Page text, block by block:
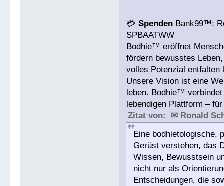
💳Spenden Bank99™:
SPBAATWW
Bodhie™ eröffnet
fördern bewusstes
volles Potenzial entfalten
Unsere Vision ist eine
leben. Bodhie™
lebendigen Plattform –
Zitat von: ✉ Ronald
Eine bodhietologische,
Gerüst verstehen, das
Wissen, Bewusstsein
nicht nur als
Entscheidungen, die